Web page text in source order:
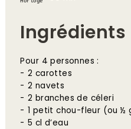
Ingrédients
Pour 4 personnes :
2 carottes
2 navets
2 branches de céleri
1 petit chou-fleur (ou ½
5 cl d’eau